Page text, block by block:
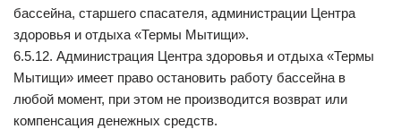
бассейна, старшего спасателя, администрации Центра
здоровья и отдыха «Термы Мытищи».
6.5.12. Администрация Центра здоровья и отдыха «Термы
Мытищи» имеет право остановить работу бассейна в
любой момент, при этом не производится возврат или
компенсация денежных средств.